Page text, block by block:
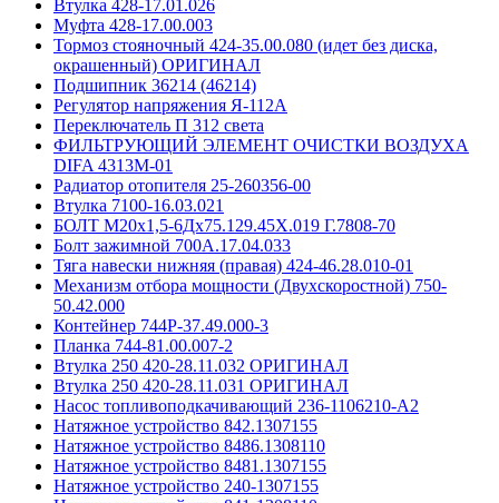
Втулка 428-17.01.026
Муфта 428-17.00.003
Тормоз стояночный 424-35.00.080 (идет без диска,
окрашенный) ОРИГИНАЛ
Подшипник 36214 (46214)
Регулятор напряжения Я-112А
Переключатель П 312 света
ФИЛЬТРУЮЩИЙ ЭЛЕМЕНТ ОЧИСТКИ ВОЗДУХА
DIFA 4313M-01
Радиатор отопителя 25-260356-00
Втулка 7100-16.03.021
БОЛТ М20х1,5-6Дх75.129.45Х.019 Г.7808-70
Болт зажимной 700А.17.04.033
Тяга навески нижняя (правая) 424-46.28.010-01
Механизм отбора мощности (Двухскоростной) 750-
50.42.000
Контейнер 744Р-37.49.000-3
Планка 744-81.00.007-2
Втулка 250 420-28.11.032 ОРИГИНАЛ
Втулка 250 420-28.11.031 ОРИГИНАЛ
Насос топливоподкачивающий 236-1106210-А2
Натяжное устройство 842.1307155
Натяжное устройство 8486.1308110
Натяжное устройство 8481.1307155
Натяжное устройство 240-1307155